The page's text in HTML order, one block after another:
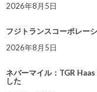
2026年8月5日
フジトランスコーポレー
2026年8月5日
ネバーマイル：TGR
した